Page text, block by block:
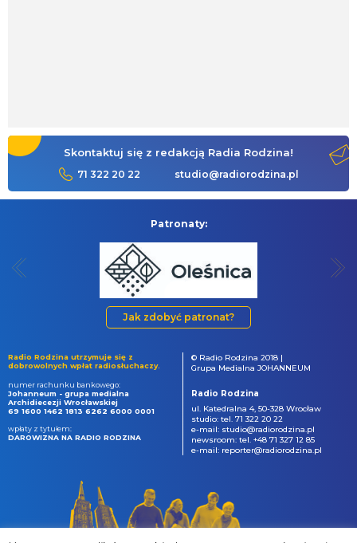
Skontaktuj się z redakcją Radia Rodzina!
71 322 20 22 studio@radiorodzina.pl
Patronaty:
Jak zdobyć patronat?
Radio Rodzina utrzymuje się z
dobrowolnych wpłat radiosłuchaczy.
numer rachunku bankowego:
Johanneum - grupa medialna
Archidiecezji Wrocławskiej
69 1600 1462 1813 6262 6000 0001
wpłaty z tytułem:
DAROWIZNA NA RADIO RODZINA
© Radio Rodzina 2018 |
Grupa Medialna JOHANNEUM
Radio Rodzina
ul. Katedralna 4, 50-328 Wrocław
studio: tel. 71 322 20 22
e-mail: studio@radiorodzina.pl
newsroom: tel. +48 71 327 12 85
e-mail: reporter@radiorodzina.pl